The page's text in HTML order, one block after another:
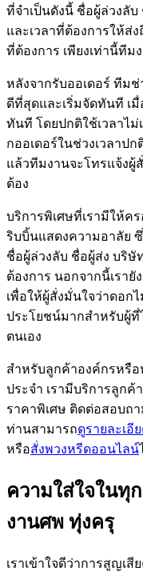
ที่จำเป็นดังนี้ ชื่อผู้ล่วงลั
และเวลาที่ต้องการให้ส่
ที่ต้องการ เพียงเท่านี้ทีม
หลังจากรับออเดอร์ ทีม
ดีที่สุดและเริ่มจัดทันที เ
ทันที โดยปกติใช้เวลาไม่
กออเดอร์ในช่วงเวลาป
แล้วทีมงานจะโทรแจ้งผู้
ต้อง
บริการพิเศษที่เรามีให้ค
ริบบิ้นแสดงความอาลัย
ชื่อผู้ล่วงลับ ชื่อผู้ส่ง บริ
ต้องการ นอกจากนี้เรา
เพื่อให้ผู้สั่งมั่นใจว่าดอก
ประโยชน์มากสำหรับผู้ที่
ตนเอง
สำหรับลูกค้าองค์กรหรื
ประจำ เรามีบริการลูกค้
ราคาพิเศษ ติดต่อสอบถ
ท่านสามารถดูรายละเอี
หรือสั่งพวงหรีดออนไลน์
ความใส่ใจในทุ
งานศพ ทุ่งครุ
เราเข้าใจดีว่าการสูญเ